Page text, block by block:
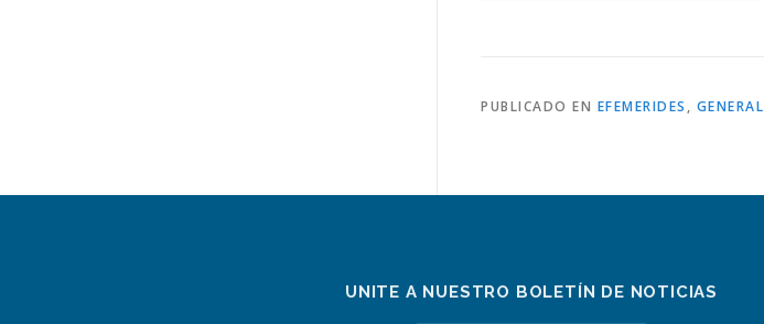
PUBLICADO EN EFEMERIDES , GENERAL
UNITE A NUESTRO BOLETÍN DE NOTICIAS